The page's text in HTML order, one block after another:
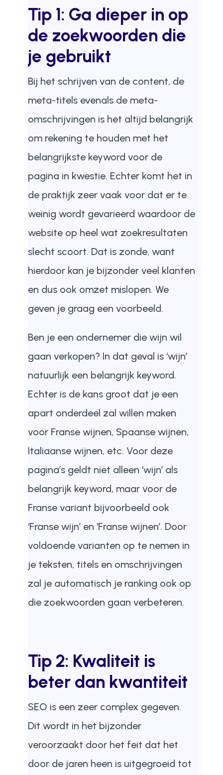
Tip 1: Ga dieper in op
de zoekwoorden die
je gebruikt
Bij het schrijven van de content, de
meta-titels evenals de meta-
omschrijvingen is het altijd belangrijk
om rekening te houden met het
belangrijkste keyword voor de
pagina in kwestie. Echter komt het in
de praktijk zeer vaak voor dat er te
weinig wordt gevarieerd waardoor de
website op heel wat zoekresultaten
slecht scoort. Dat is zonde, want
hierdoor kan je bijzonder veel klanten
en dus ook omzet mislopen. We
geven je graag een voorbeeld.
Ben je een ondernemer die wijn wil
gaan verkopen? In dat geval is ‘wijn’
natuurlijk een belangrijk keyword.
Echter is de kans groot dat je een
apart onderdeel zal willen maken
voor Franse wijnen, Spaanse wijnen,
Italiaanse wijnen, etc. Voor deze
pagina’s geldt niet alleen ‘wijn’ als
belangrijk keyword, maar voor de
Franse variant bijvoorbeeld ook
‘Franse wijn’ en ‘Franse wijnen’. Door
voldoende varianten op te nemen in
je teksten, titels en omschrijvingen
zal je automatisch je ranking ook op
die zoekwoorden gaan verbeteren.
Tip 2: Kwaliteit is
beter dan kwantiteit
SEO is een zeer complex gegeven.
Dit wordt in het bijzonder
veroorzaakt door het feit dat het
door de jaren heen is uitgegroeid tot